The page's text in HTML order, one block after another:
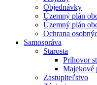
Objednávky
Územný plán
Územný plán
Ochrana
Samospráva
Starosta
Príhovor
Majekové
Zastupiteľstvo